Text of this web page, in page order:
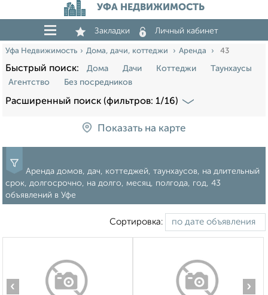
УФА НЕДВИЖИМОСТЬ
Закладки Личный кабинет
Уфа Недвижимость Дома, дачи, коттеджи Аренда 43
Быстрый поиск: Дома Дачи Коттеджи
Таунхаусы
Агентство
Без посредников
Расширенный поиск (фильтров: 1/16)
Показать на карте
Аренда домов, дач, коттеджей, таунхаусов, на длительный
срок, долгосрочно, на долго, месяц, полгода, год, 43
объявлений в Уфе
Сортировка:
‹ ›